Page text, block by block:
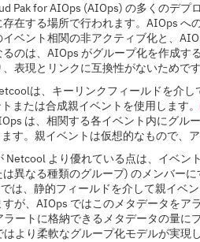
Pak for AIOps (AIOps) の多くのデプ
存在する場所で行われます。AIOps へ
イベント相関の非アクティブ化と、
るのは、AIOps がグループ化を作成す
表現とリンクに互換性がないためです
は、キーリンクフィールドを介
または合成親イベントを使用します。
は、相関する各イベント内にグル
す。親イベントは仮想的なもので、
Netcool より優れている点は、イベン
異なる種類のグループ) のメンバーに
は、静的フィールドを介して親イベ
が、AIOps ではこのメタデータをア
ラートに格納できるメタデータの量に
より柔軟なグループ化モデルが実現し